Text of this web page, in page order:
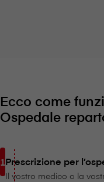
Ecco come
Ospedale
Prescrizione per
Il vostro medico o la